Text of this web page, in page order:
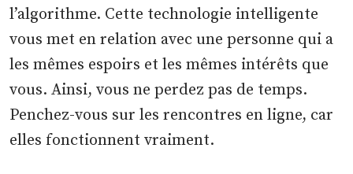
l’algorithme. Cette technologie intelligente
vous met en relation avec une personne qui a
les mêmes espoirs et les mêmes intérêts que
vous. Ainsi, vous ne perdez pas de temps.
Penchez-vous sur les rencontres en ligne, car
elles fonctionnent vraiment.